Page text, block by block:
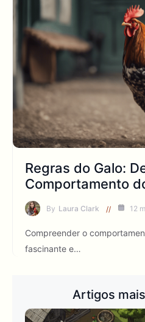
Regras do Galo:
Comportamento
By Laura Clark 12
Compreender o
fascinante e…
Artigos